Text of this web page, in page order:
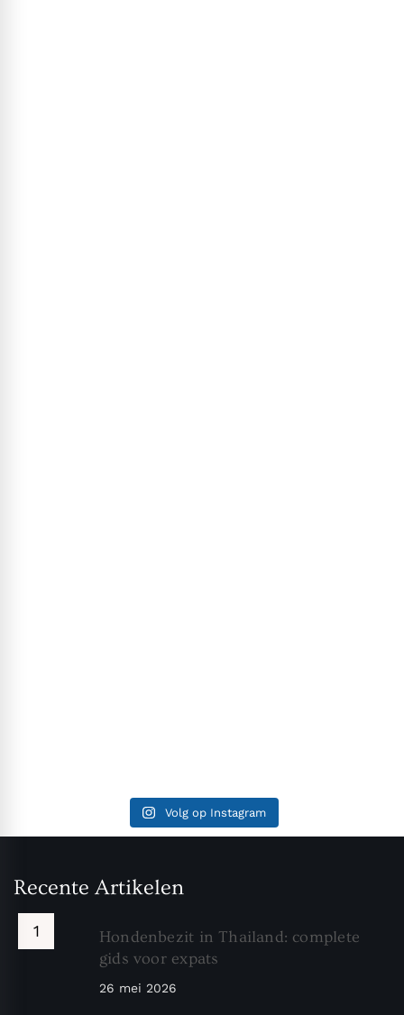
Volg op Instagram
Recente Artikelen
Hondenbezit in Thailand: complete
gids voor expats
26 mei 2026